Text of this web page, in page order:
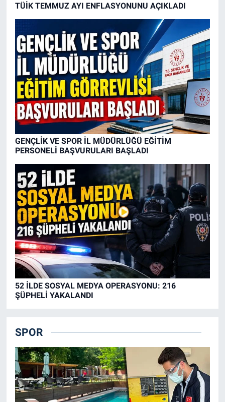
TÜİK TEMMUZ AYI ENFLASYONUNU AÇIKLADI
GENÇLİK VE SPOR İL MÜDÜRLÜĞÜ EĞİTİM
PERSONELİ BAŞVURULARI BAŞLADI
52 İLDE SOSYAL MEDYA OPERASYONU: 216
ŞÜPHELİ YAKALANDI
SPOR